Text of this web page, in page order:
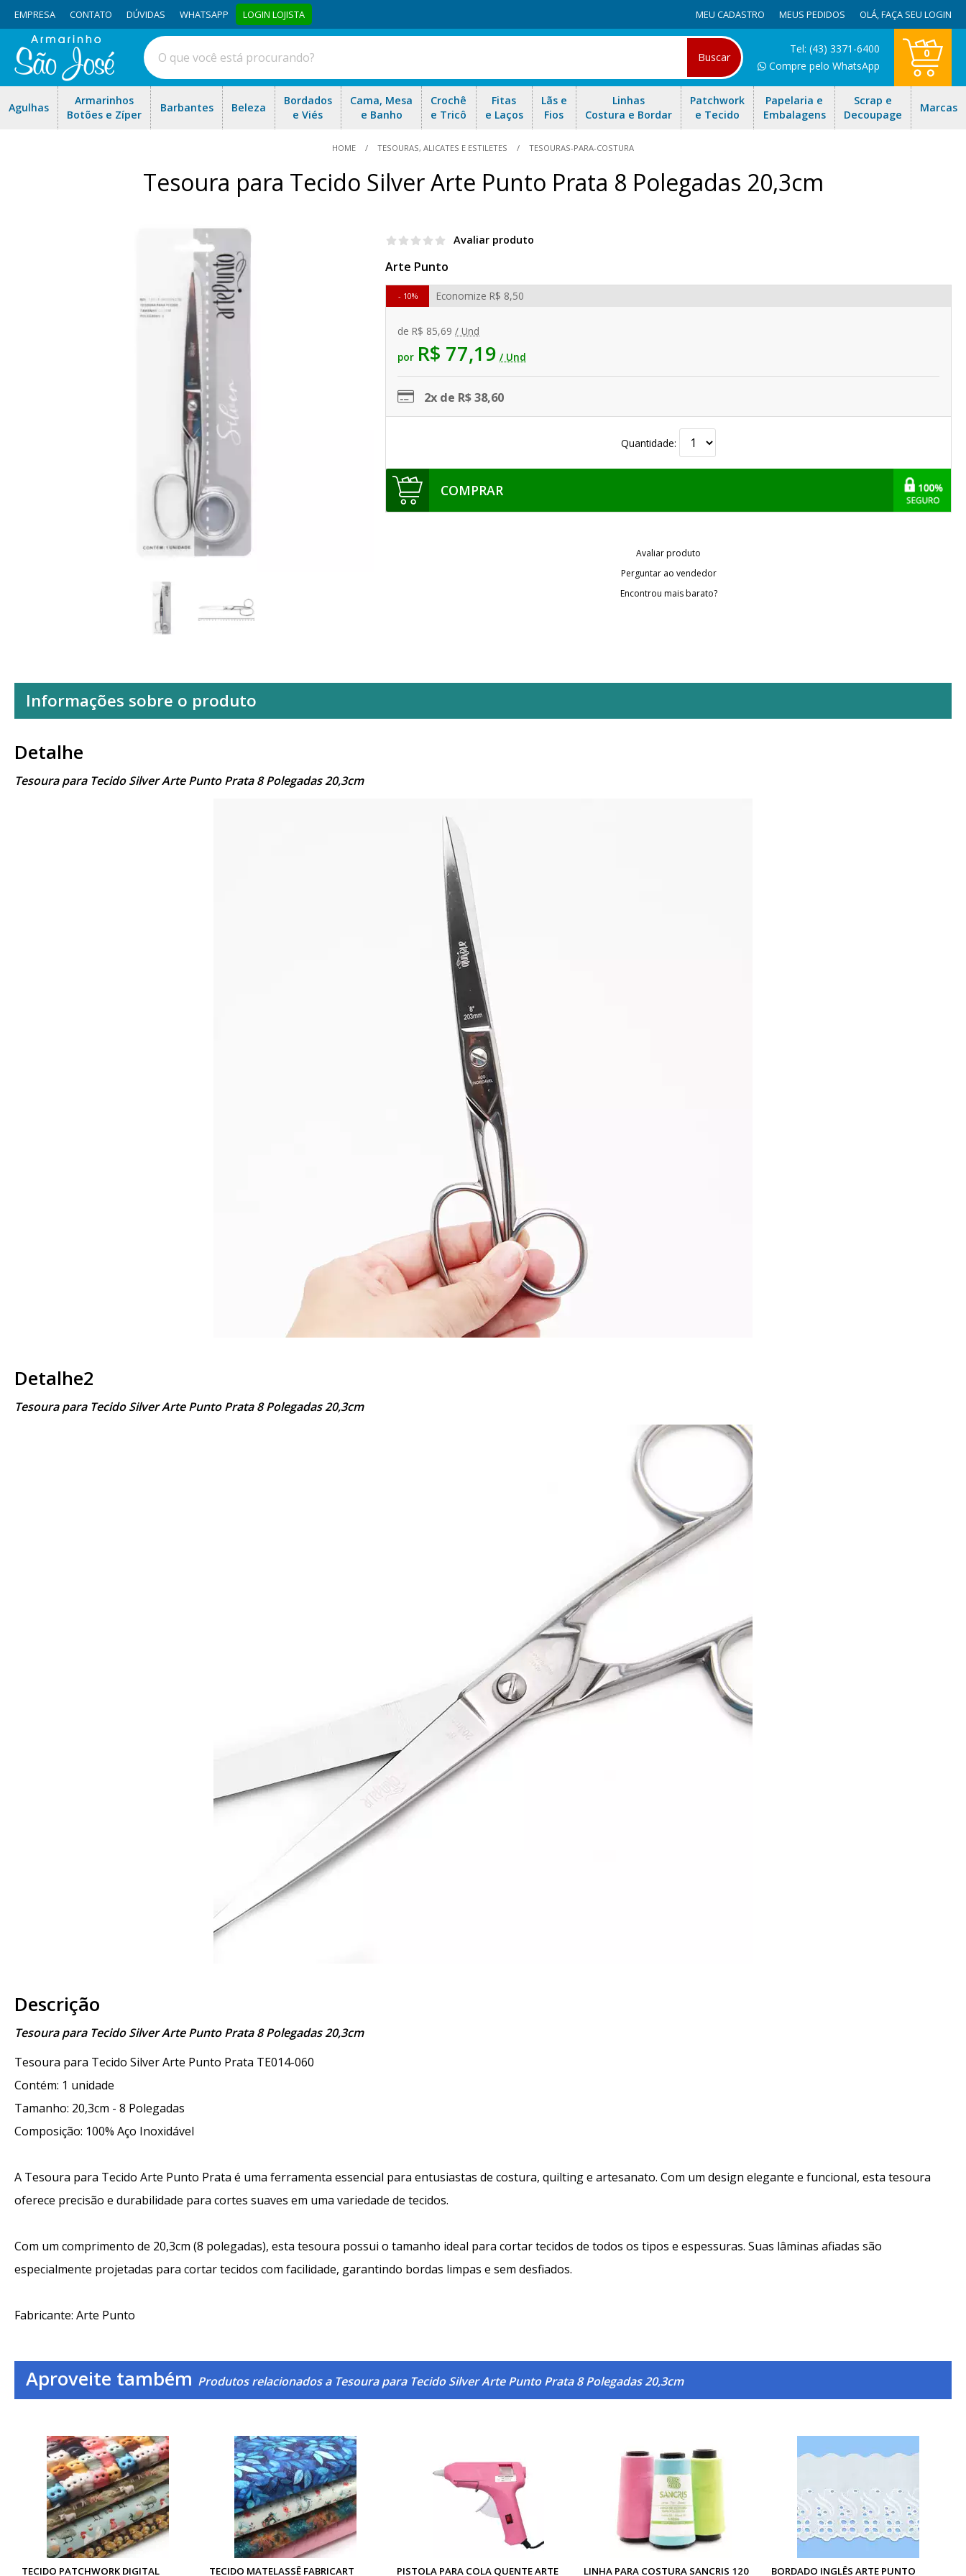
EMPRESA CONTATO DÚVIDAS WHATSAPP LOGIN LOJISTA MEU CADASTRO MEUS PEDIDOS OLÁ,FAÇA SEU LOGIN
Buscar
Tel: (43) 3371-6400
Compre pelo WhatsApp
0
Agulhas
Armarinhos
Botões e Zíper
Barbantes Beleza
Bordados
e Viés
Cama, Mesa
e Banho
Crochê
e Tricô
Fitas
e Laços
Lãs e
Fios
Linhas
Costura e Bordar
Patchwork
e Tecido
Papelaria e
Embalagens
Scrap e
Decoupage
Marcas
HOME TESOURAS, ALICATES E ESTILETES TESOURAS-PARA-COSTURA
Tesoura para Tecido Silver Arte Punto Prata 8 Polegadas 20,3cm
Avaliar produto
Arte Punto
de R$ 85,69 / Und
por R$ 77,19 / Und
Economize R$ 8,50
10%
2x de R$ 38,60
Quantidade:
COMPRAR
Avaliar produto
Perguntar ao vendedor
Encontrou mais barato?
Informações sobre o produto
Detalhe
Tesoura para Tecido Silver Arte Punto Prata 8 Polegadas 20,3cm
Detalhe2
Tesoura para Tecido Silver Arte Punto Prata 8 Polegadas 20,3cm
Descrição
Tesoura para Tecido Silver Arte Punto Prata 8 Polegadas 20,3cm
Tesoura para Tecido Silver Arte Punto Prata TE014-060
Contém: 1 unidade
Tamanho: 20,3cm - 8 Polegadas
Composição: 100% Aço Inoxidável
A Tesoura para Tecido Arte Punto Prata é uma ferramenta essencial para entusiastas de costura, quilting e artesanato. Com um design elegante e funcional, esta tesoura
oferece precisão e durabilidade para cortes suaves em uma variedade de tecidos.
Com um comprimento de 20,3cm (8 polegadas), esta tesoura possui o tamanho ideal para cortar tecidos de todos os tipos e espessuras. Suas lâminas afiadas são
especialmente projetadas para cortar tecidos com facilidade, garantindo bordas limpas e sem desfiados.
Fabricante: Arte Punto
Aproveite também Produtos relacionados a Tesoura para Tecido Silver Arte Punto Prata 8 Polegadas 20,3cm
TECIDO PATCHWORK DIGITAL TECIDO MATELASSÊ FABRICART PISTOLA PARA COLA QUENTE ARTE LINHA PARA COSTURA SANCRIS 120 BORDADO INGLÊS ARTE PUNTO